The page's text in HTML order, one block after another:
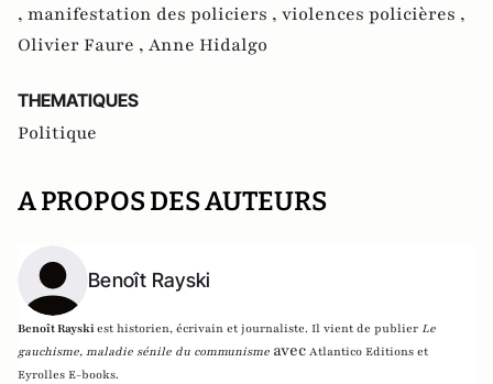
, manifestation des policiers , violences policières ,
Olivier Faure , Anne Hidalgo
THEMATIQUES
Politique
A PROPOS DES AUTEURS
Benoît Rayski
Benoît Rayskiest historien, écrivain et journaliste. Il vient de publier Le
gauchisme, maladie sénile du communisme avec Atlantico Editions et
Eyrolles E-books.